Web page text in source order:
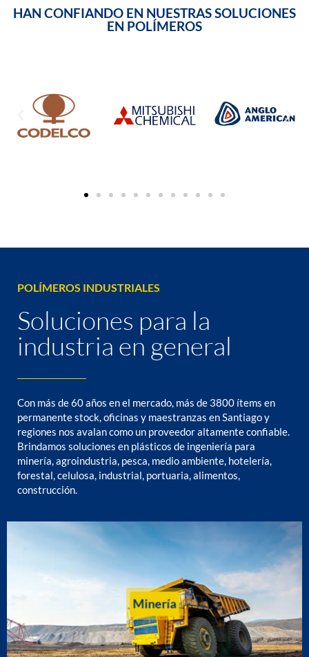
HAN CONFIANDO EN NUESTRAS SOLUCIONES
EN POLÍMEROS
POLÍMEROS INDUSTRIALES
Soluciones para la
industria en general
Con más de 60 años en el mercado, más de 3800 ítems en
permanente stock, oficinas y maestranzas en Santiago y
regiones nos avalan como un proveedor altamente confiable.
Brindamos soluciones en plásticos de ingeniería para
minería, agroindustria, pesca, medio ambiente, hotelería,
forestal, celulosa, industrial, portuaria, alimentos,
construcción.
Minería